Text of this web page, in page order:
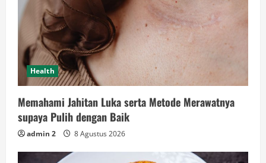
Health
Memahami Jahitan Luka serta Metode Merawatnya
supaya Pulih dengan Baik
admin 2 8 Agustus 2026